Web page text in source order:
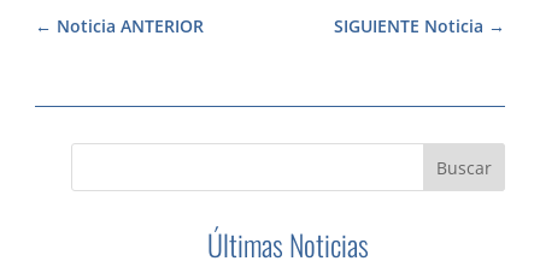
SIGUIENTE Noticia
Noticia ANTERIOR
Últimas Noticias